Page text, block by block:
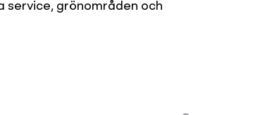
service, grönområden och